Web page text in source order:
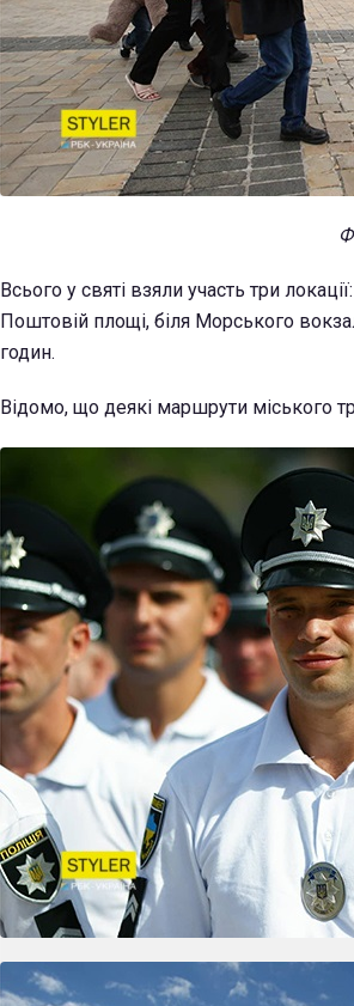
Всього у святі взяли участь три
Поштовій площі, біля Морського
годин.
Відомо, що деякі маршрути міського